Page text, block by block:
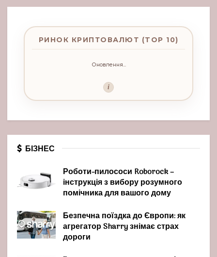
РИНОК КРИПТОВАЛЮТ (TOP 10)
Оновлення...
i
БІЗНЕС
Роботи-пилососи Roborock –
інструкція з вибору розумного
помічника для вашого дому
Безпечна поїздка до Європи: як
агрегатор Sharry знімає страх
дороги